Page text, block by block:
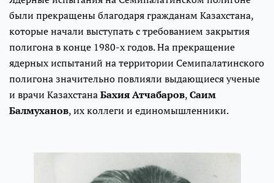
были прекращены благодаря гражданам Казахстана,
которые начали выступать с требованием закрытия
полигона в конце 1980-х годов. На прекращение
ядерных испытаний на территории Семипалатинского
полигона значительно повлияли выдающиеся ученые
и врачи КазахстанаБахия Атчабаров,Саим
Балмуханов, их коллеги и единомышленники.